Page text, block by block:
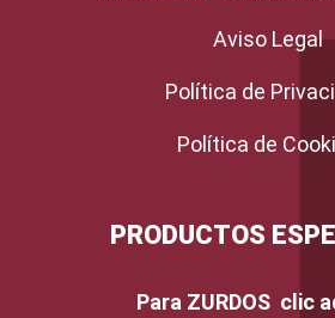
Aviso Legal
Política de
Política de
PRODUCTOS
Para ZURDOS clic